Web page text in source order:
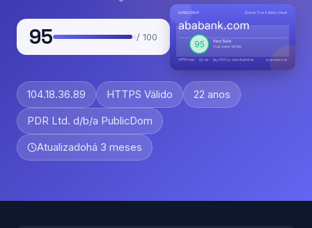
95 / 100
104.18.36.89 HTTPS Válido 22 anos
PDR Ltd. d/b/a PublicDom
Atualizadohá 3 meses